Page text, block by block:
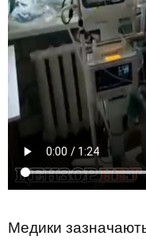
Медики